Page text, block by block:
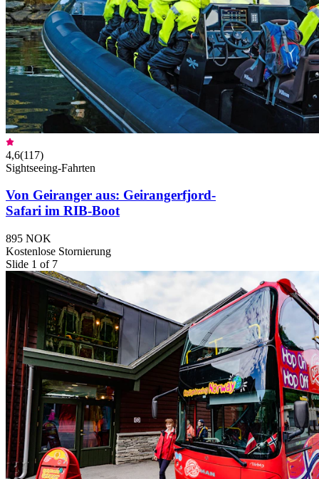
4,6(117)
Sightseeing-Fahrten
Von Geiranger aus: Geirangerfjord-
Safari im RIB-Boot
895 NOK
Kostenlose Stornierung
Slide 1 of 7